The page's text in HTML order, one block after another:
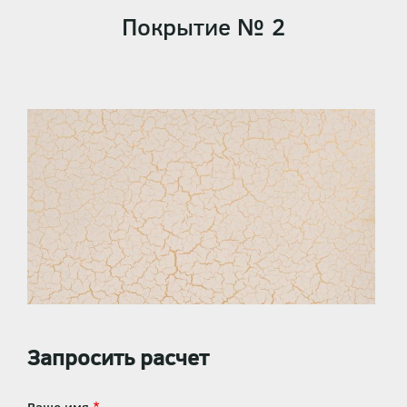
Покрытие № 2
Запросить расчет